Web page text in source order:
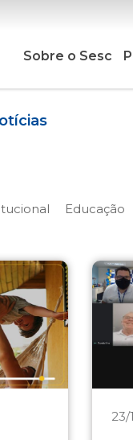
Sobre o Sesc
Educação
23/